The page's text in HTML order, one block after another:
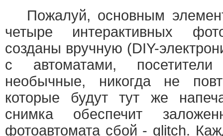
Пожалуй, основным
четыре интерактивных
созданы вручную (DIY-
с автоматами, посетители
необычные, никогда не
которые будут тут же
снимка обеспечит
фотоавтомата сбой - glitch.